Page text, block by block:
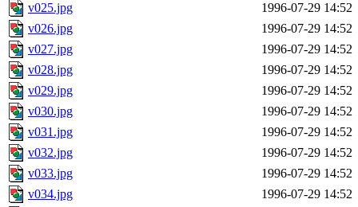
v025.jpg
1996-07-29 14:52
v026.jpg
1996-07-29 14:52
v027.jpg
1996-07-29 14:52
v028.jpg
1996-07-29 14:52
v029.jpg
1996-07-29 14:52
v030.jpg
1996-07-29 14:52
v031.jpg
1996-07-29 14:52
v032.jpg
1996-07-29 14:52
v033.jpg
1996-07-29 14:52
v034.jpg
1996-07-29 14:52